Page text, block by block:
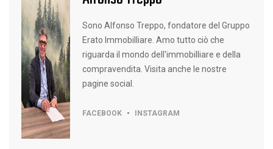
Sono Alfonso Treppo, fondatore del Gruppo
Erato Immobilliare. Amo tutto ciò che
riguarda il mondo dell'immobilliare e della
compravendita. Visita anche le nostre
pagine social.
FACEBOOK - INSTAGRAM